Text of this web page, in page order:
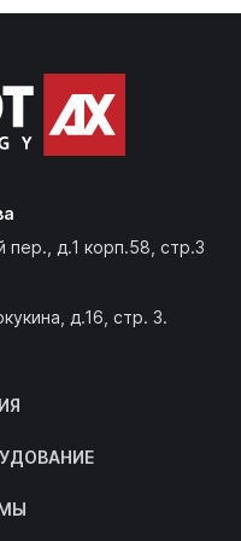
пер., д.1 корп.58, стр.3
д.16, стр. 3.